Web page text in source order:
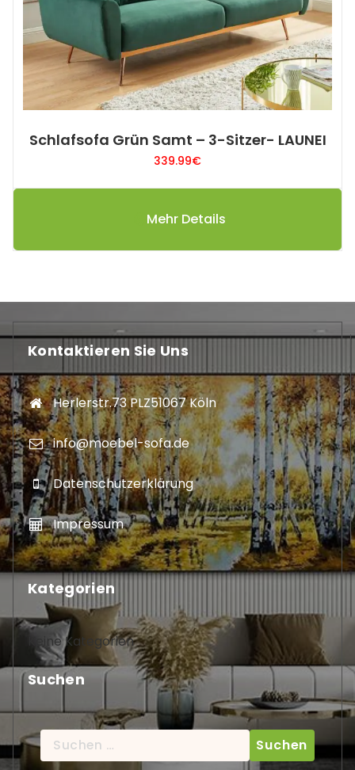
Schlafsofa Grün Samt – 3-Sitzer- LAUNEI
339.99€
Mehr Details
Kontaktieren Sie Uns
Herlerstr.73 PLZ51067 Köln
info@moebel-sofa.de
Datenschutzerklärung
Impressum
Kategorien
Keine Kategorien
Suchen
Suche
nach: